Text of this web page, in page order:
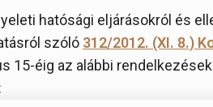
hatósági eljárásokról és
szóló 312/2012. (XI. 8.)
15-éig az alábbi